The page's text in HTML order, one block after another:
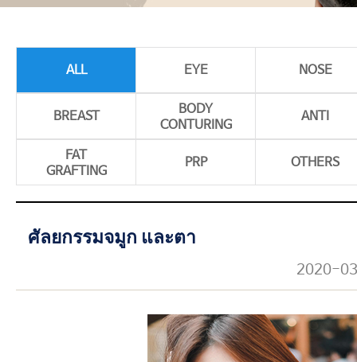
ALL EYE NOSE
BREAST
BODY
CONTURING
ANTI
FAT
GRAFTING
PRP OTHERS
ศัลยกรรมจมูก และตา
2020-